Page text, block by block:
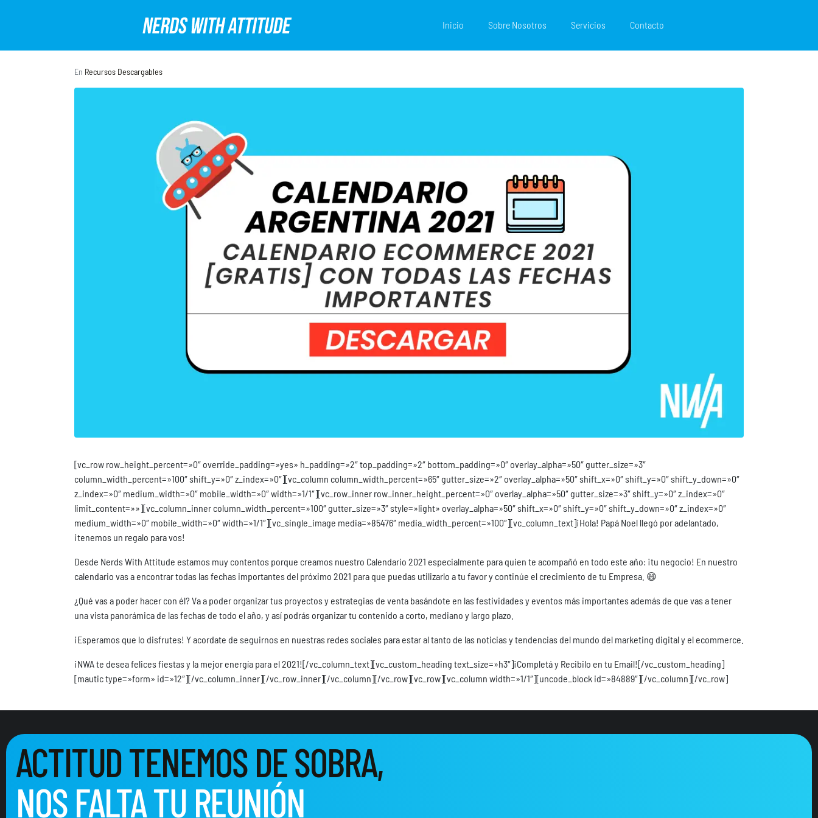
Inicio Sobre Nosotros Servicios Contacto
En Recursos Descargables
[vc_row row_height_percent=»0″ override_padding=»yes» h_padding=»2″ top_padding=»2″ bottom_padding=»0″ overlay_alpha=»50″ gutter_size=»3″
column_width_percent=»100″ shift_y=»0″ z_index=»0″][vc_column column_width_percent=»65″ gutter_size=»2″ overlay_alpha=»50″ shift_x=»0″ shift_y=»0″ shift_y_down=»0″
z_index=»0″ medium_width=»0″ mobile_width=»0″ width=»1/1″][vc_row_inner row_inner_height_percent=»0″ overlay_alpha=»50″ gutter_size=»3″ shift_y=»0″ z_index=»0″
limit_content=»»][vc_column_inner column_width_percent=»100″ gutter_size=»3″ style=»light» overlay_alpha=»50″ shift_x=»0″ shift_y=»0″ shift_y_down=»0″ z_index=»0″
medium_width=»0″ mobile_width=»0″ width=»1/1″][vc_single_image media=»85476″ media_width_percent=»100″][vc_column_text]¡Hola! Papá Noel llegó por adelantado,
¡tenemos un regalo para vos!
Desde Nerds With Attitude estamos muy contentos porque creamos nuestro Calendario 2021 especialmente para quien te acompañó en todo este año: ¡tu negocio! En nuestro
calendario vas a encontrar todas las fechas importantes del próximo 2021 para que puedas utilizarlo a tu favor y continúe el crecimiento de tu Empresa. 😄
¿Qué vas a poder hacer con él? Va a poder organizar tus proyectos y estrategias de venta basándote en las festividades y eventos más importantes además de que vas a tener
una vista panorámica de las fechas de todo el año, y así podrás organizar tu contenido a corto, mediano y largo plazo.
¡Esperamos que lo disfrutes! Y acordate de seguirnos en nuestras redes sociales para estar al tanto de las noticias y tendencias del mundo del marketing digital y el ecommerce.
¡NWA te desea felices fiestas y la mejor energía para el 2021![/vc_column_text][vc_custom_heading text_size=»h3″]¡Completá y Recibilo en tu Email![/vc_custom_heading]
[mautic type=»form» id=»12″][/vc_column_inner][/vc_row_inner][/vc_column][/vc_row][vc_row][vc_column width=»1/1″][uncode_block id=»84889″][/vc_column][/vc_row]
ACTITUD TENEMOS DE SOBRA,
NOS FALTA TU REUNIÓN